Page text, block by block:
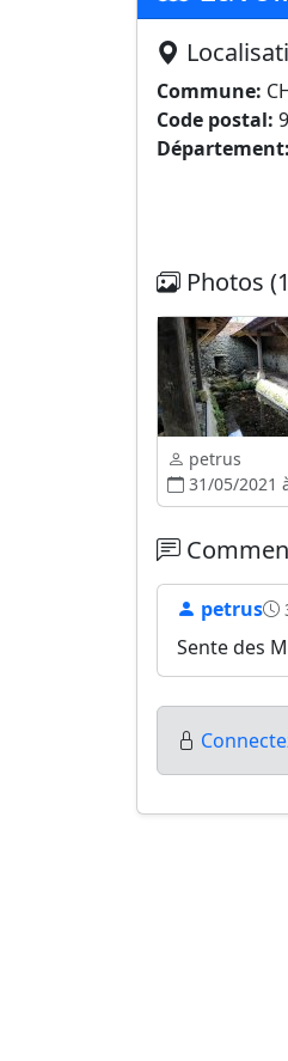
Commune:
Code postal:
Département:
Photos
petrus
31/05/2021
petrus
Sente des